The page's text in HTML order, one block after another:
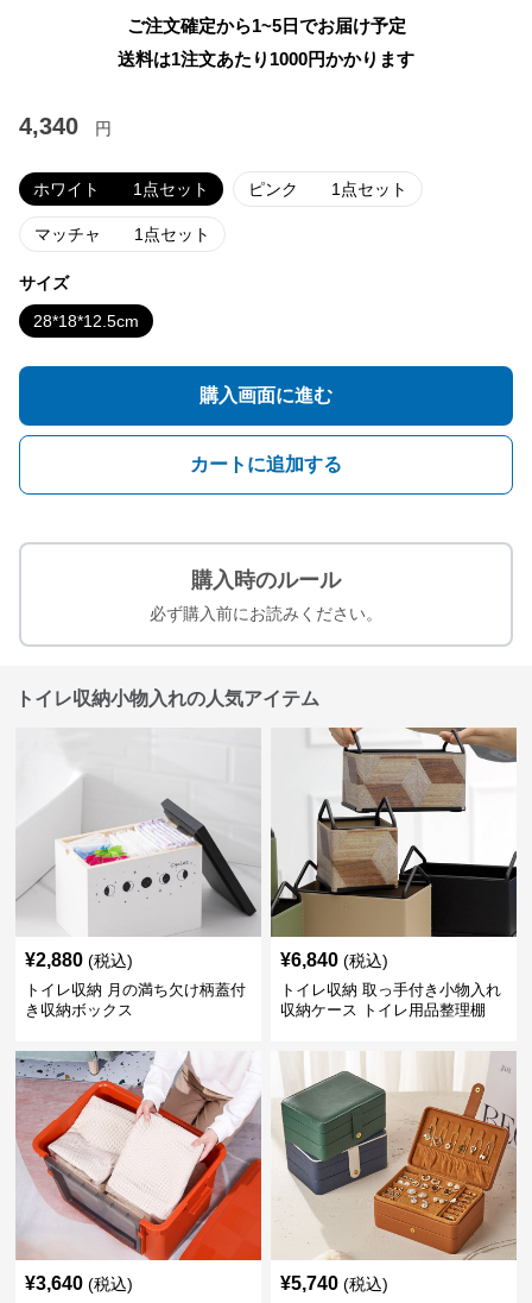
ご注文確定から1~5日でお届け予定
送料は1注文あたり 1000円かかります
4,340 円
ホワイト 1点セット ピンク 1点セット
マッチャ 1点セット
サイズ
28*18*12.5cm
購入画面に進む
カートに追加する
購入時のルール
必ず購入前にお読みください。
トイレ収納小物入れの人気アイテム
¥2,880 (税込)
トイレ収納 月の満ち欠け柄蓋付
き収納ボックス
¥6,840 (税込)
トイレ収納 取っ手付き小物入れ
収納ケース トイレ用品整理棚
¥3,640 (税込) ¥5,740 (税込)